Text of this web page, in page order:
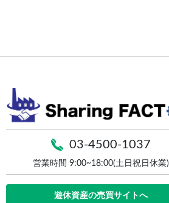
03-4500-1037
営業時間 9:00~18:00(土日祝日休業)
遊休資産の売買サイトへ